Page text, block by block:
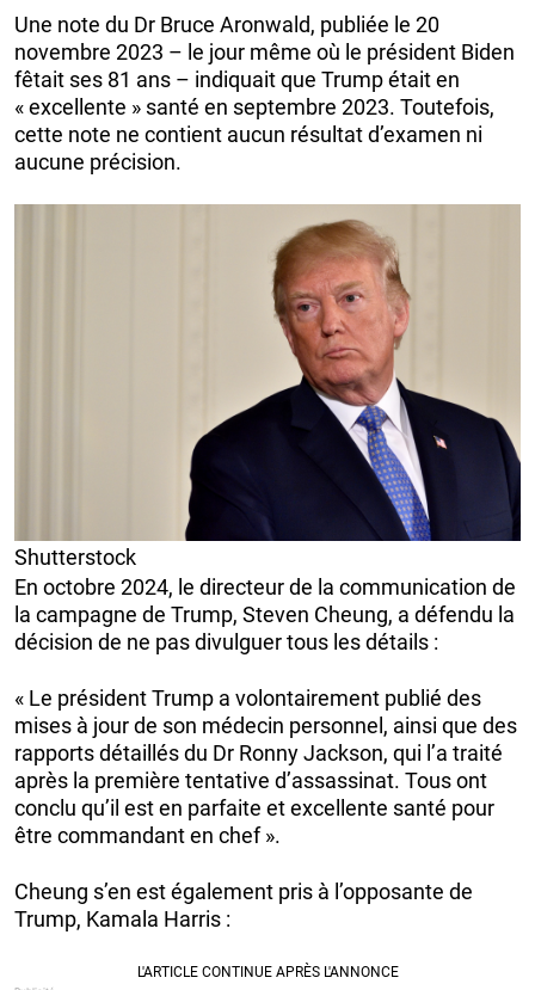
Une note du Dr Bruce Aronwald, publiée le 20
novembre 2023 – le jour même où le président Biden
fêtait ses 81 ans – indiquait que Trump était en
« excellente » santé en septembre 2023. Toutefois,
cette note ne contient aucun résultat d’examen ni
aucune précision.
Shutterstock
En octobre 2024, le directeur de la communication de
la campagne de Trump, Steven Cheung, a défendu la
décision de ne pas divulguer tous les détails :
« Le président Trump a volontairement publié des
mises à jour de son médecin personnel, ainsi que des
rapports détaillés du Dr Ronny Jackson, qui l’a traité
après la première tentative d’assassinat. Tous ont
conclu qu’il est en parfaite et excellente santé pour
être commandant en chef ».
Cheung s’en est également pris à l’opposante de
Trump, Kamala Harris :